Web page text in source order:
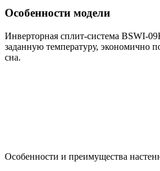
Особенности модели
Инверторная сплит-система BSWI-
заданную температуру, экономично
сна.
Особенности и преимущества